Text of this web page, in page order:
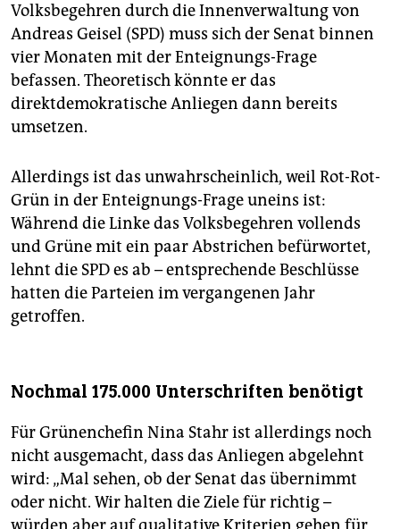
Volksbegehren durch die Innenverwaltung von
Andreas Geisel (SPD) muss sich der Senat binnen
vier Monaten mit der Enteignungs-Frage
befassen. Theoretisch könnte er das
direktdemokratische Anliegen dann bereits
umsetzen.
Allerdings ist das unwahrscheinlich, weil Rot-Rot-
Grün in der Enteignungs-Frage uneins ist:
Während die Linke das Volksbegehren vollends
und Grüne mit ein paar Abstrichen befürwortet,
lehnt die SPD es ab – entsprechende Beschlüsse
hatten die Parteien im vergangenen Jahr
getroffen.
Nochmal 175.000 Unterschriften benötigt
Für Grünenchefin Nina Stahr ist allerdings noch
nicht ausgemacht, dass das Anliegen abgelehnt
wird: „Mal sehen, ob der Senat das übernimmt
oder nicht. Wir halten die Ziele für richtig –